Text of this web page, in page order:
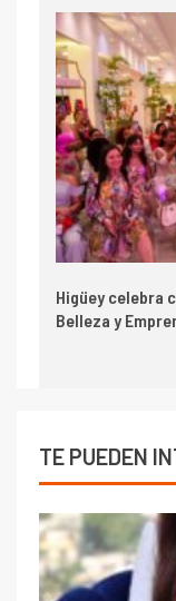
Higüey celebra
Belleza y
TE PUEDEN